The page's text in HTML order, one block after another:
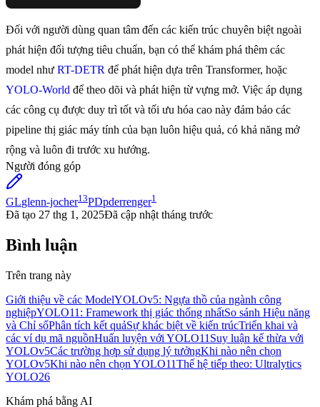
Đối với người dùng quan tâm đến các kiến trúc chuyên biệt ngoài
phát hiện đối tượng tiêu chuẩn, bạn có thể khám phá thêm các
model như RT-DETR để phát hiện dựa trên Transformer, hoặc
YOLO-World để theo dõi và phát hiện từ vựng mở. Việc áp dụng
các công cụ được duy trì tốt và tối ưu hóa cao này đảm bảo các
pipeline thị giác máy tính của bạn luôn hiệu quả, có khả năng mở
rộng và luôn đi trước xu hướng.
Người đóng góp
GLglenn-jocher13PDpderrenger1
Đã tạo 27 thg 1, 2025Đã cập nhật tháng trước
Bình luận
Trên trang này
Giới thiệu về các ModelYOLOv5: Ngựa thồ của ngành công
nghiệpYOLO11: Framework thị giác thống nhấtSo sánh Hiệu năng
và Chỉ sốPhân tích kết quảSự khác biệt về kiến trúcTriển khai và
các ví dụ mã nguồnHuấn luyện với YOLO11 Suy luận kế thừa với
YOLOv5Các trường hợp sử dụng lý tưởngKhi nào nên chọn
YOLOv5Khi nào nên chọn YOLO11Thế hệ tiếp theo: Ultralytics
YOLO26
Khám phá bằng AI